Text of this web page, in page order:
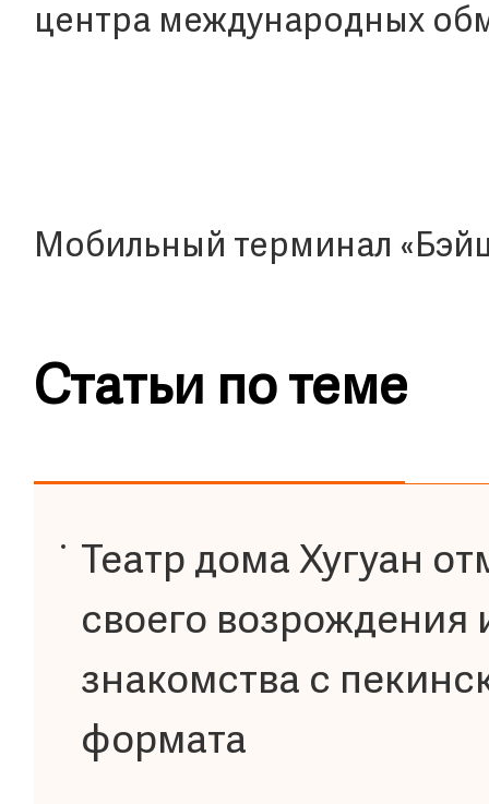
центра международных
Мобильный терминал
Статьи по теме
Театр дома Хугуан
своего возрождения
знакомства с
формата